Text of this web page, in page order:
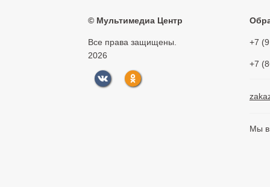
©Мультимедиа Центр
Все права защищены.
2026
+7
+7
Мы в